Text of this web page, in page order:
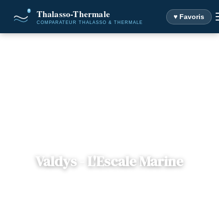
♥ Favoris
Valdys - L'Escale Marine